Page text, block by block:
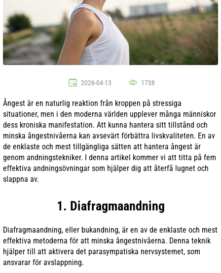
2026-04-13 1738
Ångest är en naturlig reaktion från kroppen på stressiga
situationer, men i den moderna världen upplever många människor
dess kroniska manifestation. Att kunna hantera sitt tillstånd och
minska ångestnivåerna kan avsevärt förbättra livskvaliteten. En av
de enklaste och mest tillgängliga sätten att hantera ångest är
genom andningstekniker. I denna artikel kommer vi att titta på fem
effektiva andningsövningar som hjälper dig att återfå lugnet och
slappna av.
1. Diafragmaandning
Diafragmaandning, eller bukandning, är en av de enklaste och mest
effektiva metoderna för att minska ångestnivåerna. Denna teknik
hjälper till att aktivera det parasympatiska nervsystemet, som
ansvarar för avslappning.